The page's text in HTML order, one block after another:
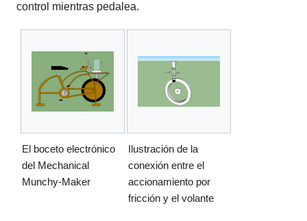
control mientras pedalea.
El boceto electrónico
del Mechanical
Munchy-Maker
Ilustración de la
conexión entre el
accionamiento por
fricción y el volante